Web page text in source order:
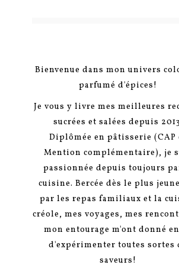
Bienvenue dans mon univers
parfumé d'épices!
Je vous y livre mes meilleures
sucrées et salées depuis
Diplômée en pâtisserie (CAP
Mention complémentaire), je
passionnée depuis toujours
cuisine. Bercée dès le plus
par les repas familiaux et la
créole, mes voyages, mes
mon entourage m'ont donné
d'expérimenter toutes sortes
saveurs!